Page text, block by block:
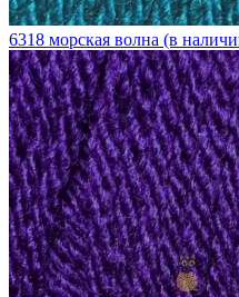
6318 морская волна (в